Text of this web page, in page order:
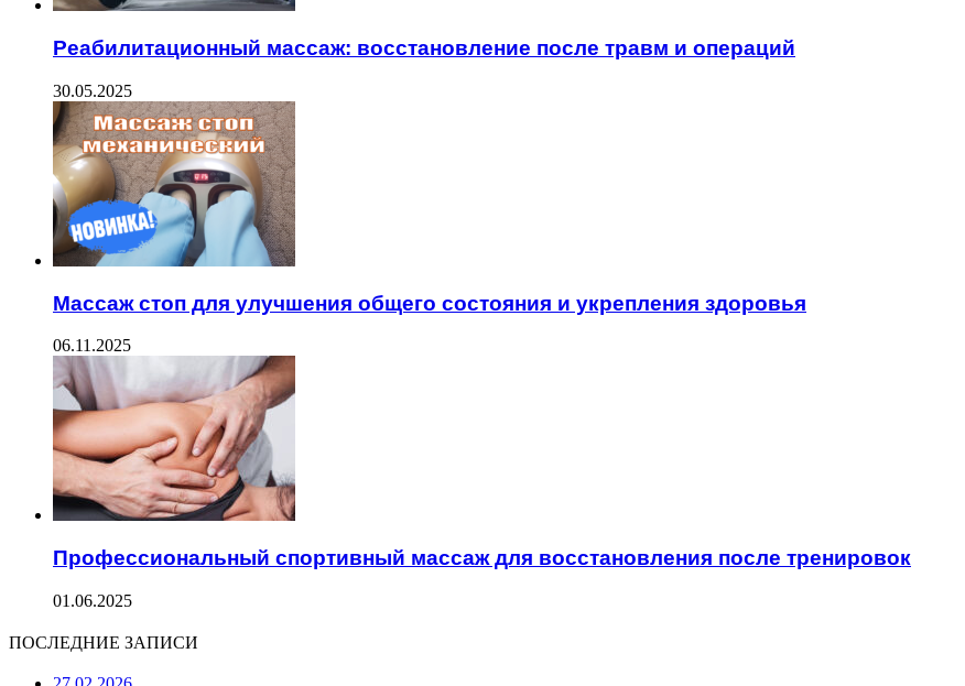
Реабилитационный массаж: восстановление после травм и операций
30.05.2025
Массаж стоп для улучшения общего состояния и укрепления здоровья
06.11.2025
Профессиональный спортивный массаж для восстановления после тренировок
01.06.2025
ПОСЛЕДНИЕ ЗАПИСИ